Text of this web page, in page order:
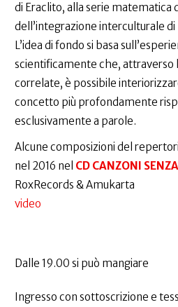
di Eraclito, alla serie matematica
dell’integrazione interculturale
L’idea di fondo si basa
scientificamente che, attraverso
correlate, è possibile
concetto più profondamente
esclusivamente a parole.
Alcune composizioni del
nel 2016 nel CD CANZONI
RoxRecords & Amukarta
video
Dalle 19.00 si può mangiare
Ingresso con sottoscrizione e